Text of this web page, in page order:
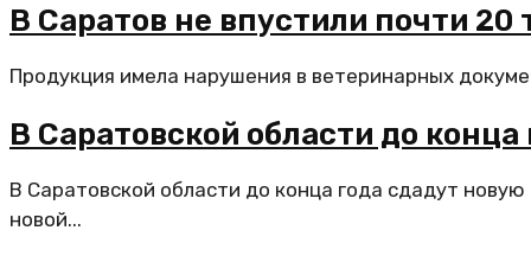
В Саратов не впустили почти
Продукция имела нарушения в ветеринарных
В Саратовской области до
В Саратовской области до конца года сдадут
новой...